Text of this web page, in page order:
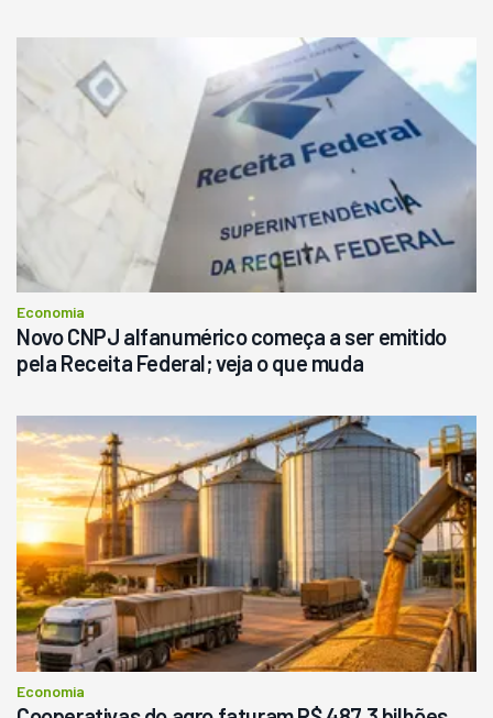
Economia
Novo CNPJ alfanumérico começa a ser emitido
pela Receita Federal; veja o que muda
Economia